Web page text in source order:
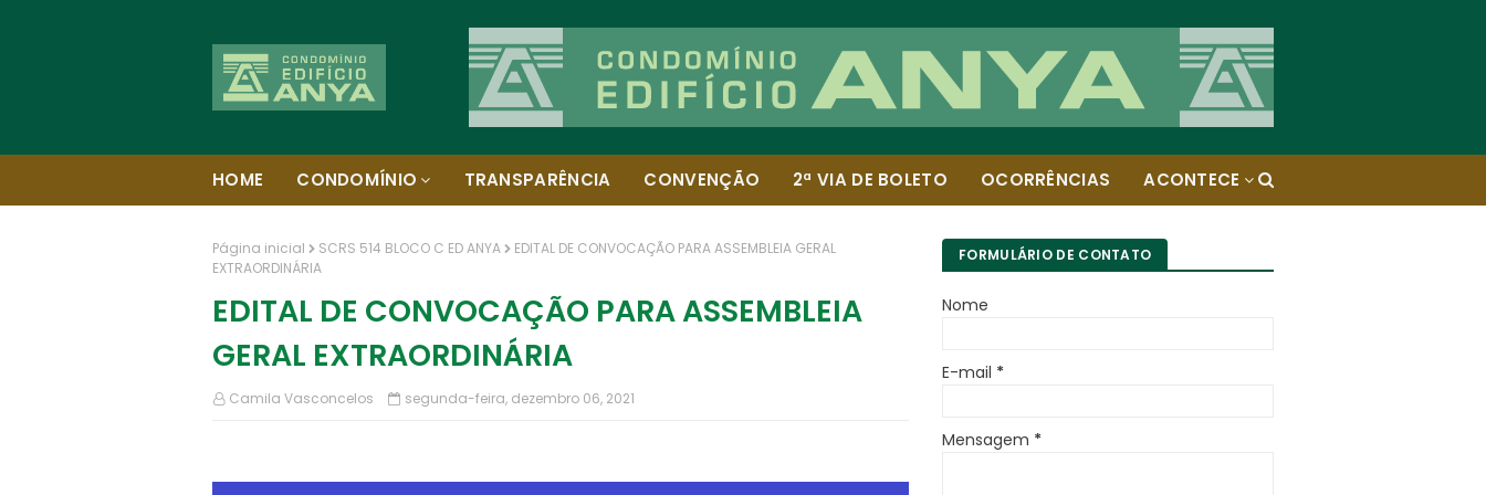
HOME CONDOMÍNIO TRANSPARÊNCIA CONVENÇÃO 2ª VIA DE BOLETO OCORRÊNCIAS ACONTECE
Página inicial SCRS 514 BLOCO C ED ANYA
EDITAL DE CONVOCAÇÃO PARA ASSEMBLEIA GERAL
EXTRAORDINÁRIA
EDITAL DE CONVOCAÇÃO PARA ASSEMBLEIA
GERAL EXTRAORDINÁRIA
Camila Vasconcelos segunda-feira, dezembro 06, 2021
FORMULÁRIO DE CONTATO
Nome
E-mail *
Mensagem *